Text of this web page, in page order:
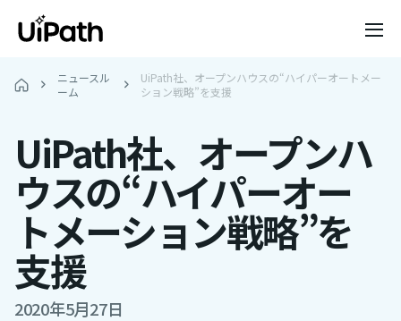
ニュースル
ーム
UiPath社、オープンハウスの“ハイパーオートメー
ション戦略”を支援
UiPath社、オープンハ
ウスの“ハイパーオー
トメーション戦略”を
支援
2020年5月27日